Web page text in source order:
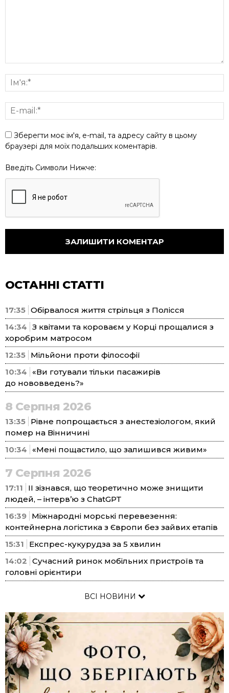
Зберегти моє ім'я, e-mail, та адресу сайту в цьому
браузері для моїх подальших коментарів.
Введіть Символи Нижче:
ОСТАННІ СТАТТІ
17:35 Обірвалося життя стрільця з Полісся
14:34 З квітами та короваєм у Корці прощалися з
хоробрим матросом
12:35 Мільйони проти філософії
10:34
«Ви готували тільки пасажирів
до нововведень?»
8 Серпня 2026
13:35 Рівне попрощається з анестезіологом, який
помер на Вінничині
10:34
«Мені пощастило, що залишився живим»
7 Серпня 2026
17:11
ІІ зізнався, що теоретично може знищити
людей, – інтерв’ю з ChatGPT
16:39 Міжнародні морські перевезення:
контейнерна логістика з Європи без зайвих етапів
15:31
Експрес-кукурудза за 5 хвилин
14:02 Сучасний ринок мобільних пристроїв та
головні орієнтири
ВСІ НОВИНИ